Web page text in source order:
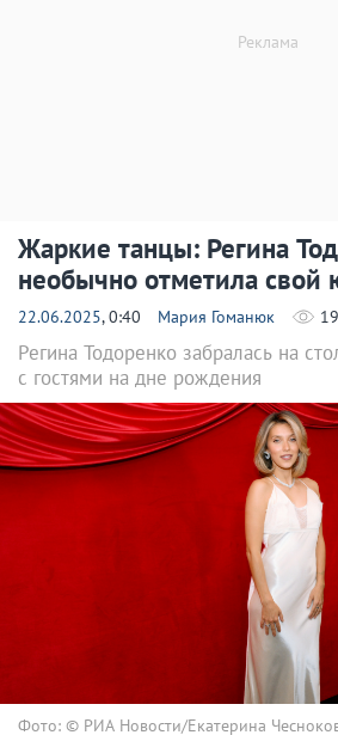
Жаркие танцы: Регина
необычно отметила свой
22.06.2025, 0:40 Мария Гоманюк
Регина Тодоренко забралась на
с гостями на дне рождения
Фото: © РИА Новости/Екатерина